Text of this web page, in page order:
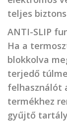
teljes
ANTI-SLIP
Ha a
blokkolva
terjedő
felhasználót
termékhez
gyűjtő